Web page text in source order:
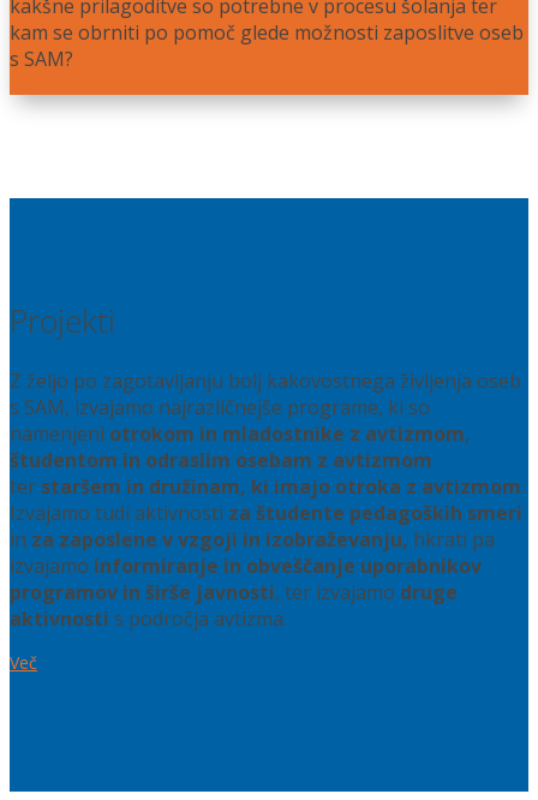
kakšne prilagoditve so potrebne v procesu šolanja ter
kam se obrniti po pomoč glede možnosti zaposlitve oseb
s SAM?
Projekti
Z željo po zagotavljanju bolj kakovostnega življenja oseb
s SAM, izvajamo najrazličnejše programe, ki so
namenjeni otrokom in mladostnike z avtizmom,
študentom in odraslim osebam z avtizmom
ter staršem in družinam, ki imajo otroka z avtizmom.
Izvajamo tudi aktivnosti za študente pedagoških smeri
in za zaposlene v vzgoji in izobraževanju, hkrati pa
izvajamo informiranje in obveščanje uporabnikov
programov in širše javnosti, ter izvajamo druge
aktivnosti s področja avtizma.
Več